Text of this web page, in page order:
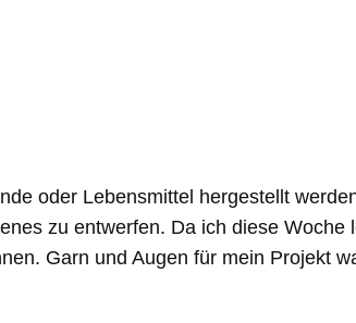
oder Lebensmittel hergestellt
zu entwerfen. Da ich diese Woche
Garn und Augen für mein Projekt